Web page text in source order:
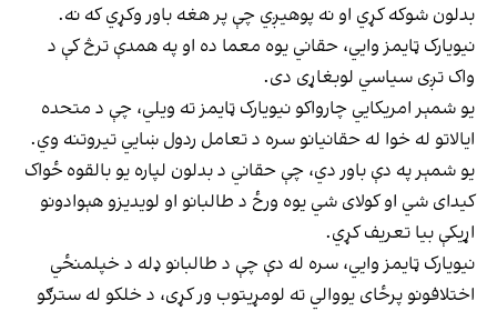
بدلون شوکه کړي او نه پوهیږي چې پر هغه باور وکړي که نه.
نیویارک ټایمز وايي، حقاني یوه معما ده او په همدې ترڅ کې د
واک تږی سیاسي لوبغاړی دی.
یو شمېر امریکايي چارواکو نیویارک ټایمز ته ویلي، چې د متحده
ایالاتو له خوا له حقانیانو سره د تعامل ردول ښايي تیروتنه وي.
یو شمېر په دې باور دي، چې حقاني د بدلون لپاره یو بالقوه ځواک
کیدای شي او کولای شي یوه ورځ د طالبانو او لویدیزو هېوادونو
اړیکې بیا تعریف کړي.
نیویارک ټایمز وايي، سره له دې چې د طالبانو ډله د خپلمنځي
اختلافونو پرځای یووالي ته لومړیتوب ور کړی، د خلکو له سترګو